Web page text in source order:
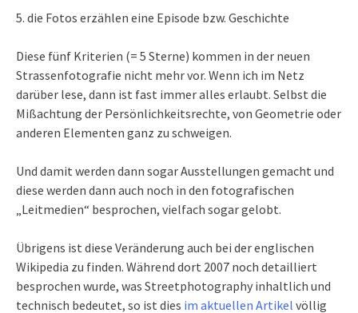
5. die Fotos erzählen eine Episode bzw. Geschichte
Diese fünf Kriterien (= 5 Sterne) kommen in der neuen
Strassenfotografie nicht mehr vor. Wenn ich im Netz
darüber lese, dann ist fast immer alles erlaubt. Selbst die
Mißachtung der Persönlichkeitsrechte, von Geometrie oder
anderen Elementen ganz zu schweigen.
Und damit werden dann sogar Ausstellungen gemacht und
diese werden dann auch noch in den fotografischen
„Leitmedien“ besprochen, vielfach sogar gelobt.
Übrigens ist diese Veränderung auch bei der englischen
Wikipedia zu finden. Während dort 2007 noch detailliert
besprochen wurde, was Streetphotography inhaltlich und
technisch bedeutet, so ist dies im aktuellen Artikel völlig